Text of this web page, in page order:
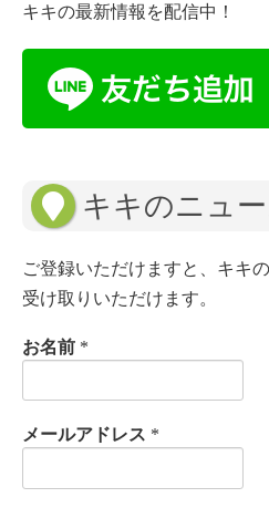
キキの最新情報を配信中！
キキのニュ
ご登録いただけますと、キキ
受け取りいただけます。
お名前 *
メールアドレス *